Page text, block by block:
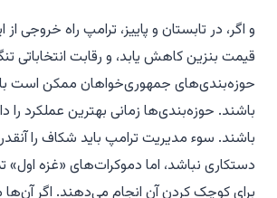
و اگر، در تابستان و پاییز، ترامپ راه خروجی از
قیمت بنزین کاهش یابد، و رقابت انتخاباتی
حوزه‌بندی‌های جمهوری‌خواهان ممکن است
باشند. حوزه‌بندی‌ها زمانی بهترین عملکرد را
باشند. سوء مدیریت ترامپ باید شکاف را
دستکاری نباشد، اما دموکرات‌های «غزه اول»
برای کوچک کردن آن انجام می‌دهند. اگر